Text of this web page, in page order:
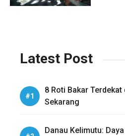
Latest Post
8 Roti Bakar
Sekarang
Danau Kelimutu: